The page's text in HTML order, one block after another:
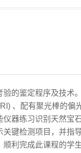
的鉴定程序及技术
、配有聚光棒的偏
器练习识别天然宝
键检测项目，并指
利完成此课程的学